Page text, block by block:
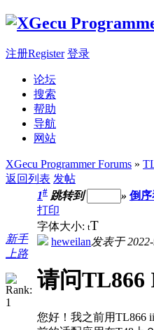
注册Register 登录
论坛
搜索
帮助
导航
网站
XGecu Programmer Forums »
返回列表 发帖
新手
上路
1# 跳转到 » 倒
打印
字体大小: tT
heweilan发表于
请问TL866
您好！我之前用TL866